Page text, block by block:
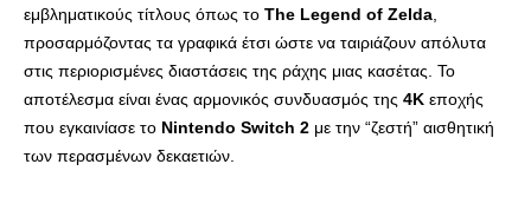
εμβληματικούς τίτλους όπως το The Legend of Zelda
προσαρμόζοντας τα γραφικά έτσι ώστε να ταιριάζουν απόλυτα
στις περιορισμένες διαστάσεις της ράχης μιας κασέτας. Το
αποτέλεσμα είναι ένας αρμονικός συνδυασμός της 4K εποχής
που εγκαινίασε το Nintendo Switch 2 με την “ζεστή” αισθητική
των περασμένων δεκαετιών.